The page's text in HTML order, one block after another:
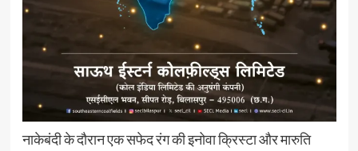
नाकेबंदी के दौरान एक सफेद रंग की इनोवा क्रिस्टा और मारुति